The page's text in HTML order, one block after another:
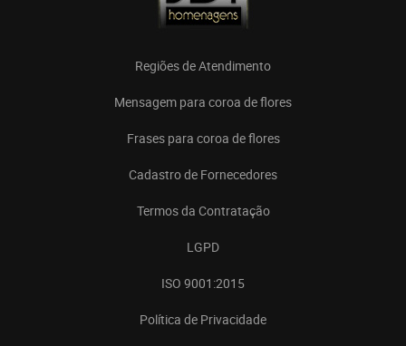
Regiões de Atendimento
Mensagem para coroa de flores
Frases para coroa de flores
Cadastro de Fornecedores
Termos da Contratação
LGPD
ISO 9001:2015
Política de Privacidade